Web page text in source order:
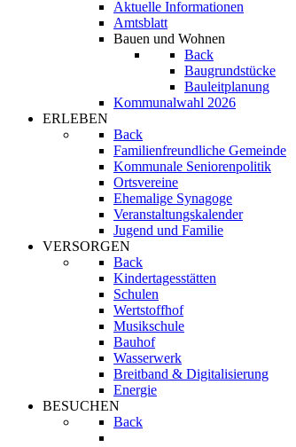
Aktuelle Informationen
Amtsblatt
Bauen und Wohnen
Back
Baugrundstücke
Bauleitplanung
Kommunalwahl 2026
ERLEBEN
Back
Familienfreundliche Gemeinde
Kommunale Seniorenpolitik
Ortsvereine
Ehemalige Synagoge
Veranstaltungskalender
Jugend und Familie
VERSORGEN
Back
Kindertagesstätten
Schulen
Wertstoffhof
Musikschule
Bauhof
Wasserwerk
Breitband & Digitalisierung
Energie
BESUCHEN
Back